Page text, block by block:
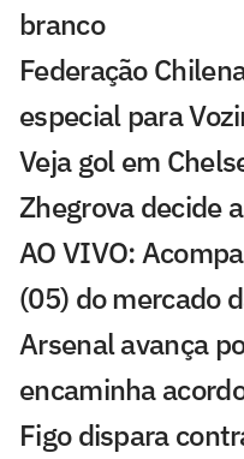
branco
Federação
especial para
Veja gol em
Zhegrova decide
AO VIVO:
(05) do mercado
Arsenal avança
encaminha
Figo dispara